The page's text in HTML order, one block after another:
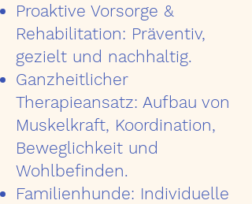
Proaktive Vorsorge &
Rehabilitation: Präventiv,
gezielt und nachhaltig.
Ganzheitlicher
Therapieansatz: Aufbau von
Muskelkraft, Koordination,
Beweglichkeit und
Wohlbefinden.
Familienhunde: Individuelle